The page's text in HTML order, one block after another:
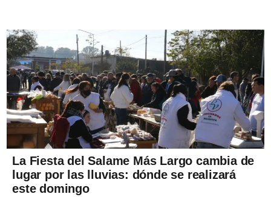
La Fiesta del Salame Más Largo cambia de
lugar por las lluvias: dónde se realizará
este domingo